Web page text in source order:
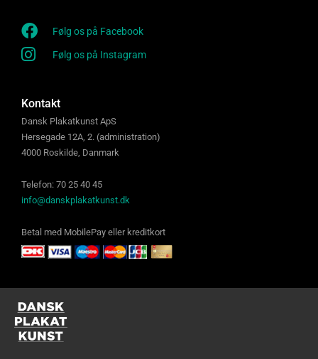
Følg os på Facebook
Følg os på Instagram
Kontakt
Dansk Plakatkunst ApS
Hersegade 12A, 2. (administration)
4000 Roskilde, Danmark
Telefon: 70 25 40 45
info@danskplakatkunst.dk
Betal med MobilePay eller kreditkort